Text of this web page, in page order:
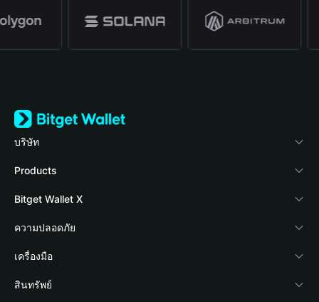
บริษัท
เกี่ยวกับ Bitget Wallet
Blog
Academy
ข่าวสารด้านคริปโต
ศูนย์ช่วยเหลือ
Products
Crypto Card
Stablecoin Earn
Payfi Crypto
Crypto Swap API
Bitget Wallet X
นักพัฒนา
เชื่อมต่อ Wallet
Bitget Wallet Pay
ความปลอดภัย
Protection Fund
เทคโนโลยีความปลอดภัย
เครื่องมือ
ซื้อคริปโต
สินทรัพย์